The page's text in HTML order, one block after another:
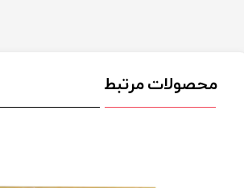
محصولات مرتبط